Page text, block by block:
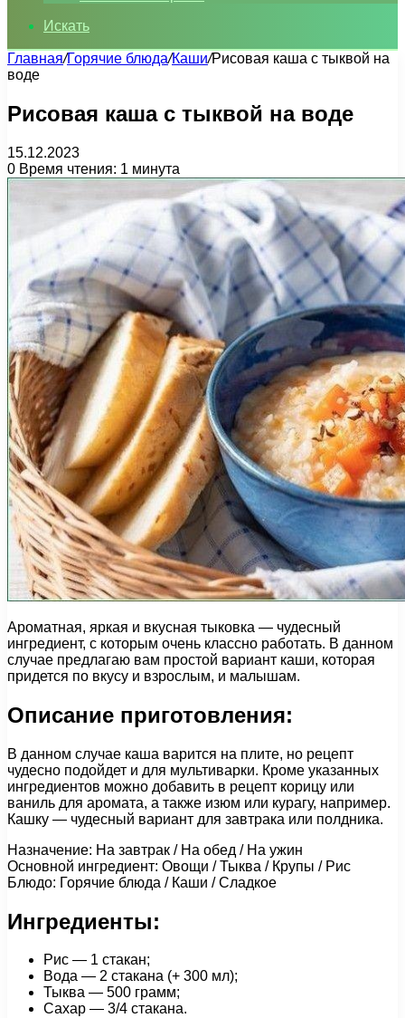
Искать
Главная/Горячие блюда/Каши/Рисовая каша с тыквой на
воде
Рисовая каша с тыквой на воде
15.12.2023
0 Время чтения: 1 минута
Ароматная, яркая и вкусная тыковка — чудесный
ингредиент, с которым очень классно работать. В данном
случае предлагаю вам простой вариант каши, которая
придется по вкусу и взрослым, и малышам.
Описание приготовления:
В данном случае каша варится на плите, но рецепт
чудесно подойдет и для мультиварки. Кроме указанных
ингредиентов можно добавить в рецепт корицу или
ваниль для аромата, а также изюм или курагу, например.
Кашку — чудесный вариант для завтрака или полдника.
Назначение: На завтрак / На обед / На ужин
Основной ингредиент: Овощи / Тыква / Крупы / Рис
Блюдо: Горячие блюда / Каши / Сладкое
Ингредиенты:
Рис — 1 стакан;
Вода — 2 стакана (+ 300 мл);
Тыква — 500 грамм;
Сахар — 3/4 стакана.